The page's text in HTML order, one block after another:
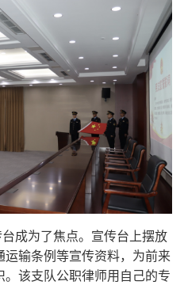
成为了焦点。宣传台上摆放
输条例等宣传资料，为前来
该支队公职律师用自己的专